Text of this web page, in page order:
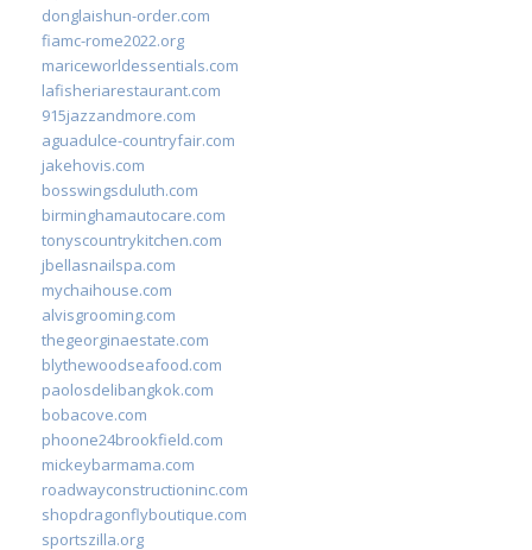
donglaishun-order.com
fiamc-rome2022.org
mariceworldessentials.com
lafisheriarestaurant.com
915jazzandmore.com
aguadulce-countryfair.com
jakehovis.com
bosswingsduluth.com
birminghamautocare.com
tonyscountrykitchen.com
jbellasnailspa.com
mychaihouse.com
alvisgrooming.com
thegeorginaestate.com
blythewoodseafood.com
paolosdelibangkok.com
bobacove.com
phoone24brookfield.com
mickeybarmama.com
roadwayconstructioninc.com
shopdragonflyboutique.com
sportszilla.org